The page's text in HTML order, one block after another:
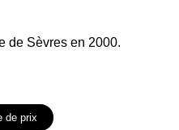
de Sèvres en 2000.
de prix